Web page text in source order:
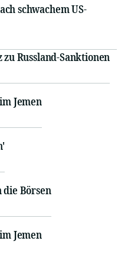
schwachem US-
Russland-Sanktionen
Jemen
Börsen
Jemen